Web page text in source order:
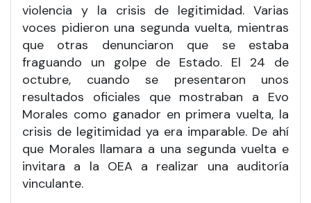
violencia y la crisis de legitimidad. Varias
voces pidieron una segunda vuelta, mientras
que otras denunciaron que se estaba
fraguando un golpe de Estado. El 24 de
octubre, cuando se presentaron unos
resultados oficiales que mostraban a Evo
Morales como ganador en primera vuelta, la
crisis de legitimidad ya era imparable. De ahí
que Morales llamara a una segunda vuelta e
invitara a la OEA a realizar una auditoría
vinculante.